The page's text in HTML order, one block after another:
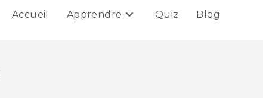
Accueil Apprendre Quiz Blog